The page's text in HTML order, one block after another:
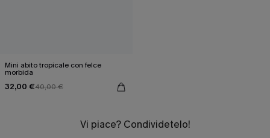
Mini abito tropicale con felce
morbida
32,00 €40,00 €
Vi piace? Condividetelo!